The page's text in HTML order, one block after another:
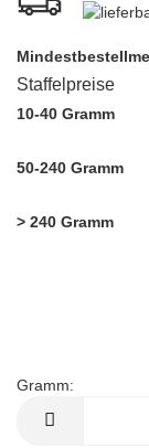
Staffelpreise
10-40 Gramm
50-240 Gramm
> 240 Gramm
Gramm: